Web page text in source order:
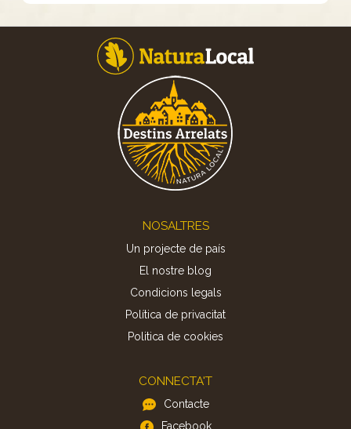
NOSALTRES
Un projecte de país
El nostre blog
Condicions legals
Política de privacitat
Politica de cookies
CONNECTA'T
Contacte
Facebook